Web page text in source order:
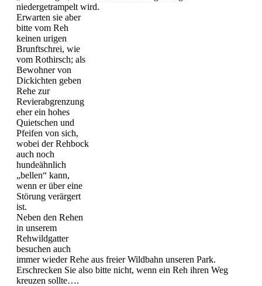
niedergetrampelt wird.
Erwarten sie aber
bitte vom Reh
keinen urigen
Brunftschrei, wie
vom Rothirsch; als
Bewohner von
Dickichten geben
Rehe zur
Revierabgrenzung
eher ein hohes
Quietschen und
Pfeifen von sich,
wobei der Rehbock
auch noch
hundeähnlich
„bellen“ kann,
wenn er über eine
Störung verärgert
ist.
Neben den Rehen
in unserem
Rehwildgatter
besuchen auch
immer wieder Rehe aus freier Wildbahn unseren Park.
Erschrecken Sie also bitte nicht, wenn ein Reh ihren Weg
kreuzen sollte….